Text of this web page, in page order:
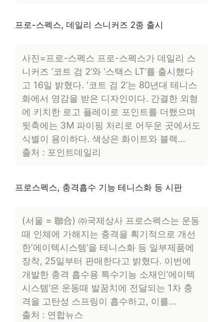
프로-스펙스, 데일리 스니커즈 2종 출시
사진=프로-스펙스 프로-스펙스가 데일리 스
니커즈 ‘코트 검 2’와 ‘스택스 LT’를 출시했다
고 16일 밝혔다. ‘코트 검 2’는 80년대 테니스
화에서 영감을 받은 디자인이다. 간결한 외형
에 키치한 로고 플레이로 포인트를 더했으며
뒷축에는 3M 파이핑 처리로 어두운 곳에서도
식별이 용이하다. 색상은 화이트와 블랙…
출처 : 포인트데일리
프로스펙스, 충격흡수 기능 테니스화 등 시판
(서울 = 聯合) ㈜국제상사 프로스펙스는 운동
때 인체에 가해지는 충격을 획기적으로 개선
한‘에이텍시스템’을 테니스화 등 일부제품에
장착, 25일부터 판매한다고 밝혔다. 이번에
개발한 충격 흡수용 특수기능 소재인‘에이텍
시스템’은 운동때 발꿈치에 전달되는 1차 충
격을 고탄성 스프링이 흡수하고, 이를…
출처 : 연합뉴스